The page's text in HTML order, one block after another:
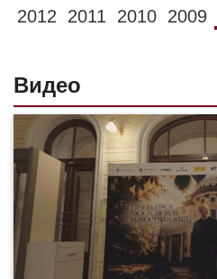
2012
2011 2010 2009
Видео